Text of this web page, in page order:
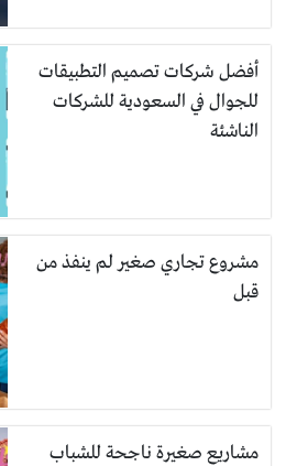
أفضل شركات تصميم التطبيقات
للجوال في السعودية للشركات
الناشئة
مشروع تجاري صغير لم ينفذ من
قبل
مشاريع صغيرة ناجحة للشباب